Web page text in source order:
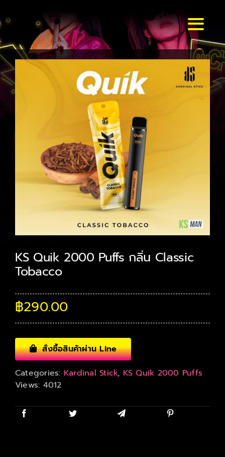
to
หน้าหลัก
แบรนด์ & รุ่น
ร้านค้า
KS Quik 2000 Puffs กลิ่น Classic
Tobacco
฿290.00
สั่งซื้อสินค้าผ่าน Line
Categories: Kardinal Stick, KS Quik 2000 Puffs
Views: 4012